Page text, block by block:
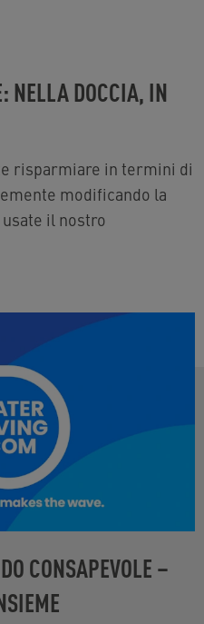
NELLA DOCCIA, IN
risparmiare in termini di
modificando la
il nostro
CONSAPEVOLE –